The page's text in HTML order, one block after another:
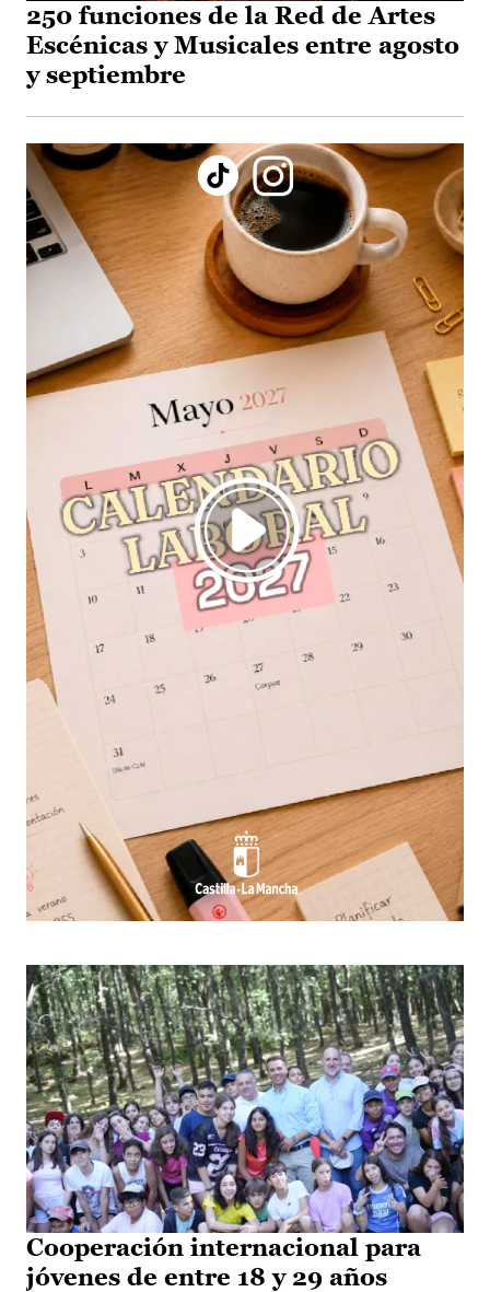
250 funciones de la Red de Artes
Escénicas y Musicales entre agosto
y septiembre
Cooperación internacional para
jóvenes de entre 18 y 29 años